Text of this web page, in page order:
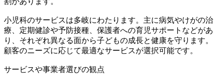
小児科のサービスは多岐にわたります。主に病気やけがの治
療、定期健診や予防接種、保護者への育児サポートなどがあ
り、それぞれ異なる面から子どもの成長と健康を守ります。
顧客のニーズに応じて最適なサービスが選択可能です。
サービスや事業者選びの観点